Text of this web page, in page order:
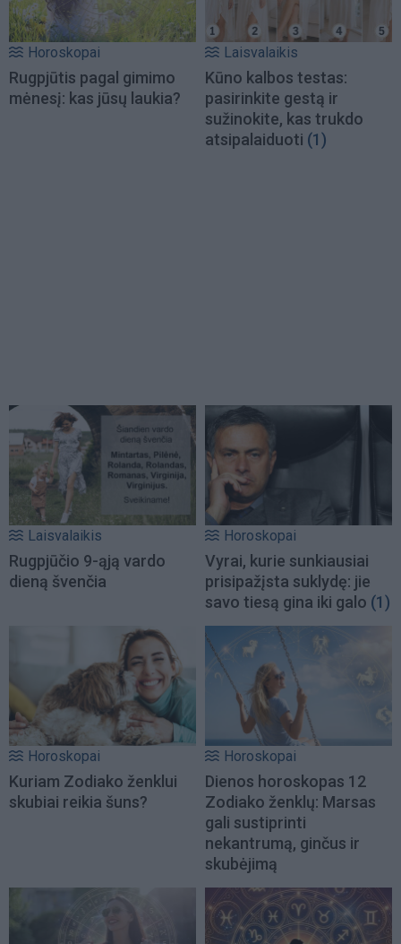
Horoskopai
Rugpjūtis pagal gimimo
mėnesį: kas jūsų laukia?
Laisvalaikis
Kūno kalbos testas:
pasirinkite gestą ir
sužinokite, kas trukdo
atsipalaiduoti (1)
Laisvalaikis
Rugpjūčio 9-ąją vardo
dieną švenčia
Horoskopai
Vyrai, kurie sunkiausiai
prisipažįsta suklydę: jie
savo tiesą gina iki galo (1)
Horoskopai
Kuriam Zodiako ženklui
skubiai reikia šuns?
Horoskopai
Dienos horoskopas 12
Zodiako ženklų: Marsas
gali sustiprinti
nekantrumą, ginčus ir
skubėjimą